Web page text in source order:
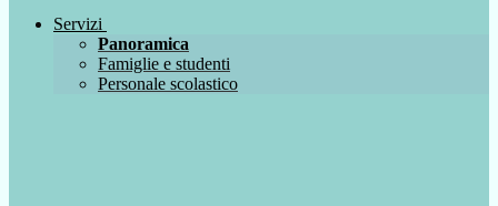
Servizi
Panoramica
Famiglie e studenti
Personale scolastico